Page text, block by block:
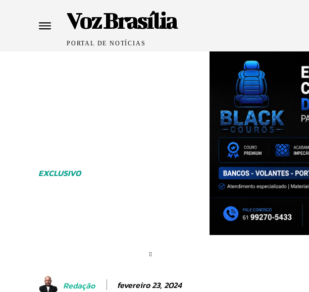
Voz Brasília
PORTAL DE NOTÍCIAS
EXCLUSIVO
Redação fevereiro 23, 2024